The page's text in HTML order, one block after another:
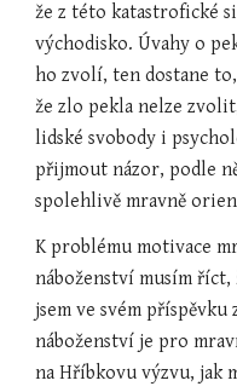
že z této katastrofické
východisko. Úvahy o
ho zvolí, ten dostane
že zlo pekla nelze
lidské svobody i
přijmout názor, podle
spolehlivě mravně
K problému motivace
náboženství musím
jsem ve svém příspěvku
náboženství je pro
na Hříbkovu výzvu, jak